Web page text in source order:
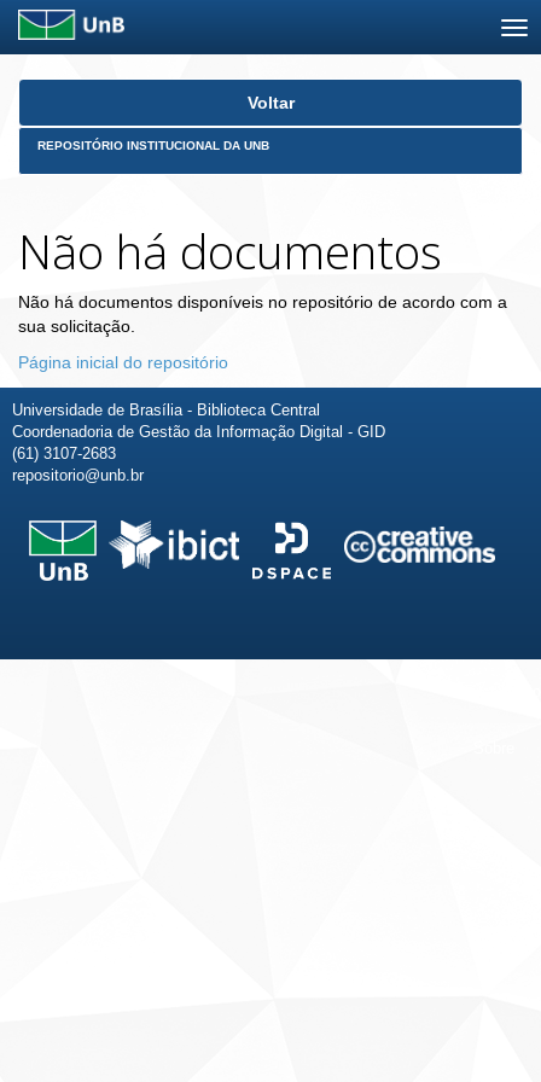
Skip
Voltar
REPOSITÓRIO INSTITUCIONAL DA UNB
Não há documentos
Não há documentos disponíveis no repositório de acordo com a
sua solicitação.
Página inicial do repositório
Universidade de Brasília - Biblioteca Central
Coordenadoria de Gestão da Informação Digital - GID
(61) 3107-2683
repositorio@unb.br